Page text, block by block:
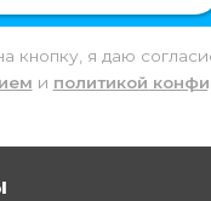
кнопку, я даю
и политикой